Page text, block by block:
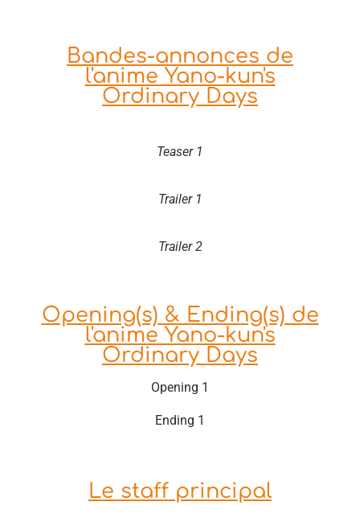
Bandes-annonces de
l'anime Yano-kun's
Ordinary Days
Teaser 1
Trailer 1
Trailer 2
Opening(s) & Ending(s) de
l'anime Yano-kun's
Ordinary Days
Opening 1
Ending 1
Le staff principal